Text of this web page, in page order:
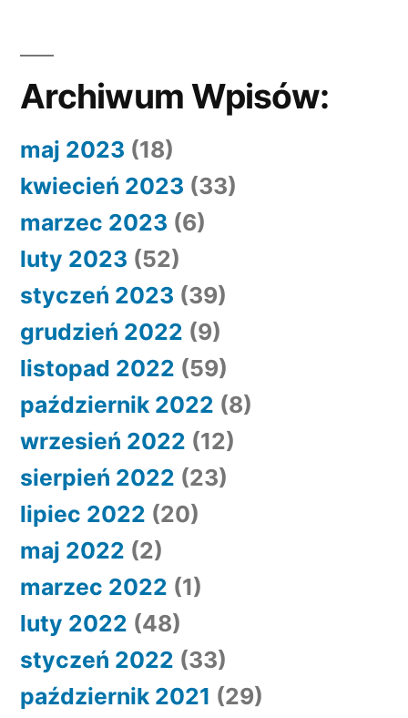
Archiwum Wpisów:
maj 2023 (18)
kwiecień 2023 (33)
marzec 2023 (6)
luty 2023 (52)
styczeń 2023 (39)
grudzień 2022 (9)
listopad 2022 (59)
październik 2022 (8)
wrzesień 2022 (12)
sierpień 2022 (23)
lipiec 2022 (20)
maj 2022 (2)
marzec 2022 (1)
luty 2022 (48)
styczeń 2022 (33)
październik 2021 (29)